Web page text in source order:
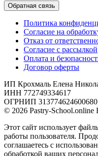
Обратная связь
Политика
Согласие на
Отказ от
Согласие с рассылкой
Оплата и
Договор оферты
ИП Крохмаль Елена
ИНН 772749334617
ОГРНИП 313774624600680
© 2026 Pastry-
Этот сайт использует
работы пользователя.
соглашаетесь с
обработкой ваших